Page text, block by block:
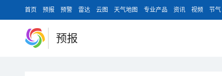
首页 预报 预警 雷达 云图 天气地图 专业产品 资讯 视频 节气
预报